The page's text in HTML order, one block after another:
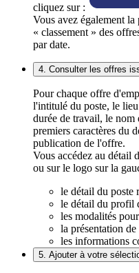
cliquez sur :
Vous avez également
« classement » des
par date.
4. Consulter les offres
Pour chaque offre
l'intitulé du poste, le
durée de travail, le nom
premiers caractères du
publication de l'offre.
Vous accédez au détail
ou sur le logo sur la
le détail du poste
le détail du profil
les modalités
la présentation
les informations
5. Ajouter à votre